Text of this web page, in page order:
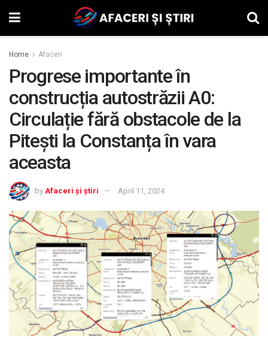
Home Afaceri
Progrese importante în
construcția autostrăzii A0:
Circulație fără obstacole de la
Pitești la Constanța în vara
aceasta
by Afaceri și știri April 11, 2024